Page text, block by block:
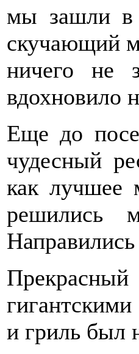
мы зашли в
скучающий
ничего не
вдохновило
Еще до
чудесный
как лучшее
решились
и гриль был